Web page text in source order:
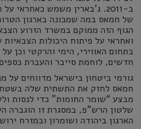
ב-2011. ג’בארין משמש
של חמאס במה שמכונה בארגון
הגוף הזה ממוקם במשרד הזרוע
ואחראי על פיתוח היכולות
בתחום האווירי, הימי והרקטי וכן
חדשים, לוחמת סייבר והעברת
גורמי ביטחון בישראל מדווחים על
חמאס לחזק את התשתית שלה
מבצע “שומר החומות” כדי לנסות
שלטון הרש”פ, במסגרת זו הוגברה
הארגון ביהודה ושומרון ובמזרח